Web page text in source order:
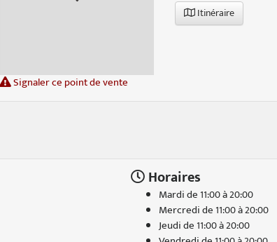
Signaler ce point de vente
Itinéraire
Horaires
Mardi de 11:00 à 20:00
Mercredi de 11:00 à 20:00
Jeudi de 11:00 à 20:00